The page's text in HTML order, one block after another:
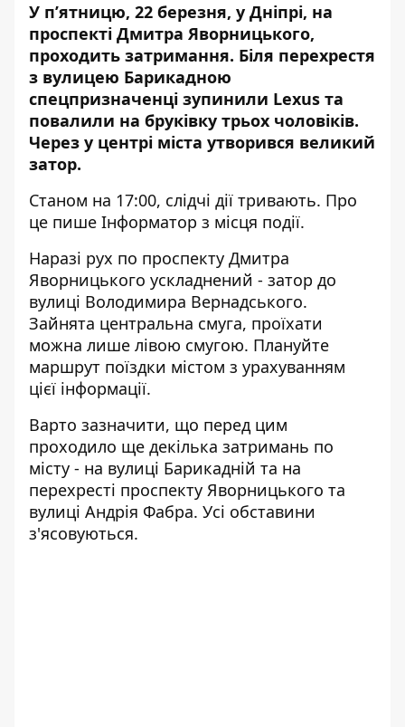
У пʼятницю, 22 березня, у Дніпрі, на
проспекті Дмитра Яворницького,
проходить затримання. Біля перехрестя
з вулицею Барикадною
спецпризначенці зупинили Lexus та
повалили на бруківку трьох чоловіків.
Через у центрі міста утворився великий
затор.
Станом на 17:00, слідчі дії тривають. Про
це пише Інформатор з місця події.
Наразі рух по проспекту Дмитра
Яворницького ускладнений - затор до
вулиці Володимира Вернадського.
Зайнята центральна смуга, проїхати
можна лише лівою смугою. Плануйте
маршрут поїздки містом з урахуванням
цієї інформації.
Варто зазначити, що перед цим
проходило ще декілька затримань по
місту - на вулиці Барикадній та на
перехресті проспекту Яворницького та
вулиці Андрія Фабра. Усі обставини
з'ясовуються.